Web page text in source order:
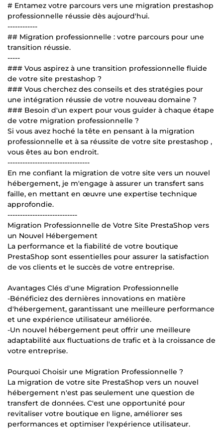
# Entamez votre parcours vers une migration prestashop
professionnelle réussie dès aujourd'hui.
------------
## Migration professionnelle : votre parcours pour une
transition réussie.
-----
### Vous aspirez à une transition professionnelle fluide
de votre site prestashop ?
### Vous cherchez des conseils et des stratégies pour
une intégration réussie de votre nouveau domaine ?
### Besoin d'un expert pour vous guider à chaque étape
de votre migration professionnelle ?
Si vous avez hoché la tête en pensant à la migration
professionnelle et à sa réussite de votre site prestashop ,
vous êtes au bon endroit.
---------------------------------
En me confiant la migration de votre site vers un nouvel
hébergement, je m'engage à assurer un transfert sans
faille, en mettant en œuvre une expertise technique
approfondie.
----------------------------
Migration Professionnelle de Votre Site PrestaShop vers
un Nouvel Hébergement
La performance et la fiabilité de votre boutique
PrestaShop sont essentielles pour assurer la satisfaction
de vos clients et le succès de votre entreprise.
Avantages Clés d'une Migration Professionnelle
-Bénéficiez des dernières innovations en matière
d'hébergement, garantissant une meilleure performance
et une expérience utilisateur améliorée.
-Un nouvel hébergement peut offrir une meilleure
adaptabilité aux fluctuations de trafic et à la croissance de
votre entreprise.
Pourquoi Choisir une Migration Professionnelle ?
La migration de votre site PrestaShop vers un nouvel
hébergement n'est pas seulement une question de
transfert de données. C'est une opportunité pour
revitaliser votre boutique en ligne, améliorer ses
performances et optimiser l'expérience utilisateur.